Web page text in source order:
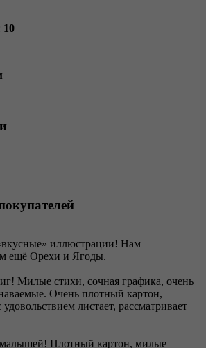
10
иллюстрации! Нам
ещё Орехи и Ягоды.
Милые стихи, сочная графика, очень
Очень плотный картон,
листает, рассматривает
Плотный картон, милые